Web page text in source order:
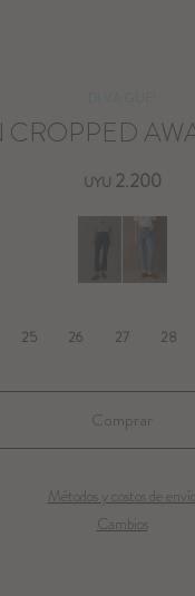
CROPPED
UYU 2.200
25 26 27 28
Métodos y costos de envío
Cambios